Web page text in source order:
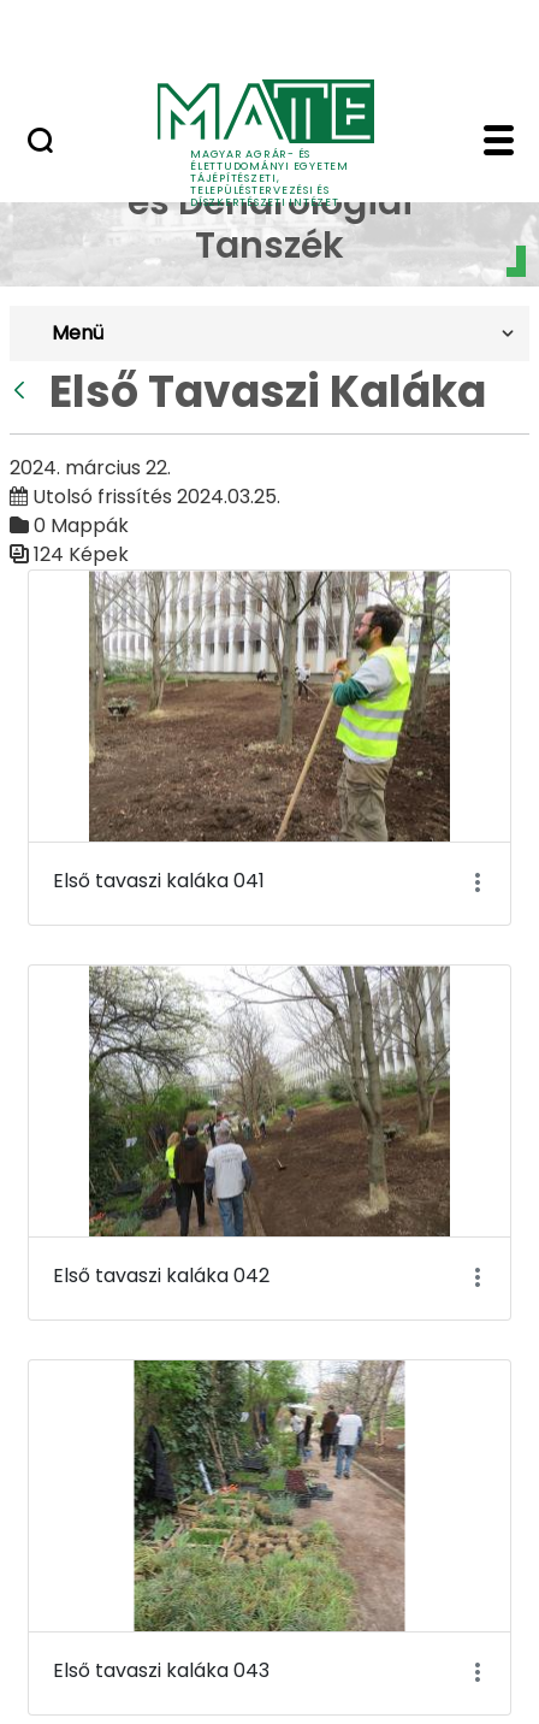
MAGYAR AGRÁR- ÉS
ÉLETTUDOMÁNYI EGYETEM
TÁJÉPÍTÉSZETI,
TELEPÜLÉSTERVEZÉSI ÉS
DÍSZKERTÉSZETI INTÉZET
Első Tavaszi Kaláka
Dísznövénytermesztési
és Dendrológiai
Tanszék
Menü
Első Tavaszi Kaláka
2024. március 22.
Utolsó frissítés 2024.03.25.
0 Mappák
124 Képek
Médiatár
Első tavaszi kaláka 041
Első tavaszi kaláka 042
Első tavaszi kaláka 043